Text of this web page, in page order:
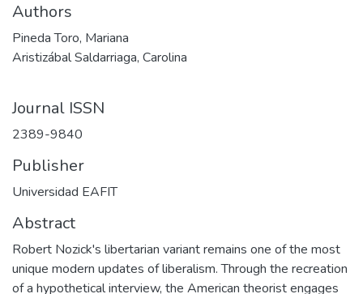
Authors
Pineda Toro, Mariana
Aristizábal Saldarriaga, Carolina
Journal ISSN
2389-9840
Publisher
Universidad EAFIT
Abstract
Robert Nozick's libertarian variant remains one of the most
unique modern updates of liberalism. Through the recreation
of a hypothetical interview, the American theorist engages